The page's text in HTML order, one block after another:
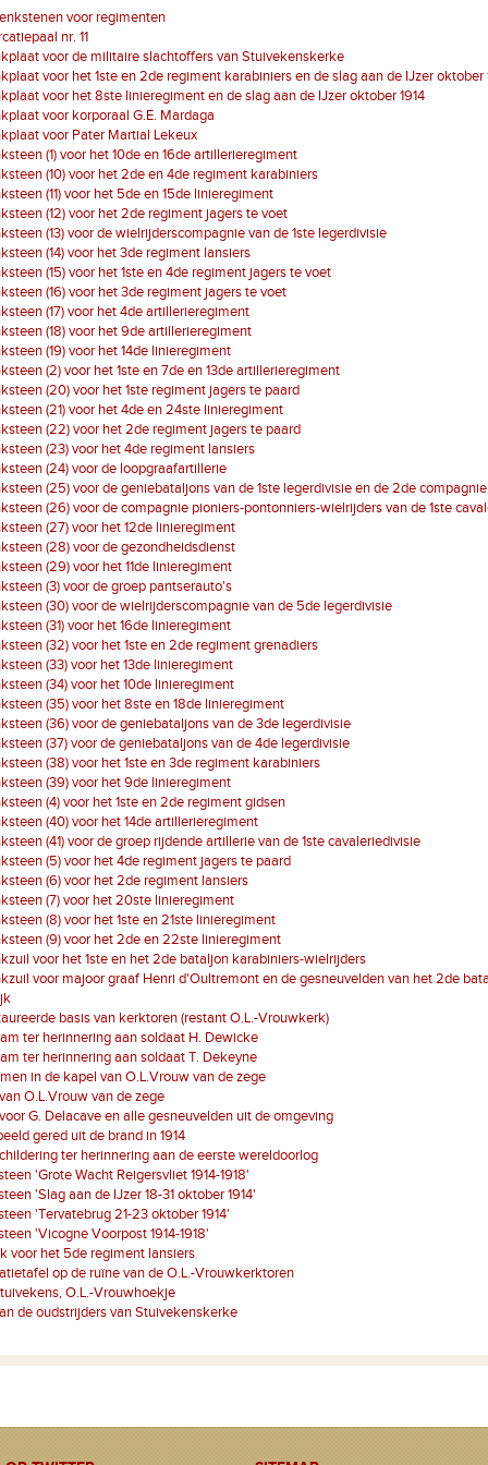
voor regimenten
nr. 11
voor de militaire slachtoffers van Stuivekenskerke
voor het 1ste en 2de regiment karabiniers en de slag aan de IJzer oktober
voor het 8ste linieregiment en de slag aan de IJzer oktober 1914
voor korporaal G.E. Mardaga
voor Pater Martial Lekeux
(1) voor het 10de en 16de artillerieregiment
(10) voor het 2de en 4de regiment karabiniers
(11) voor het 5de en 15de linieregiment
(12) voor het 2de regiment jagers te voet
(13) voor de wielrijderscompagnie van de 1ste legerdivisie
(14) voor het 3de regiment lansiers
(15) voor het 1ste en 4de regiment jagers te voet
(16) voor het 3de regiment jagers te voet
(17) voor het 4de artillerieregiment
(18) voor het 9de artillerieregiment
(19) voor het 14de linieregiment
(2) voor het 1ste en 7de en 13de artillerieregiment
(20) voor het 1ste regiment jagers te paard
(21) voor het 4de en 24ste linieregiment
(22) voor het 2de regiment jagers te paard
(23) voor het 4de regiment lansiers
(24) voor de loopgraafartillerie
(25) voor de geniebataljons van de 1ste legerdivisie en de 2de
(26) voor de compagnie pioniers-pontonniers-wielrijders van de 1ste
(27) voor het 12de linieregiment
(28) voor de gezondheidsdienst
(29) voor het 11de linieregiment
(3) voor de groep pantserauto's
(30) voor de wielrijderscompagnie van de 5de legerdivisie
(31) voor het 16de linieregiment
(32) voor het 1ste en 2de regiment grenadiers
(33) voor het 13de linieregiment
(34) voor het 10de linieregiment
(35) voor het 8ste en 18de linieregiment
(36) voor de geniebataljons van de 3de legerdivisie
(37) voor de geniebataljons van de 4de legerdivisie
(38) voor het 1ste en 3de regiment karabiniers
(39) voor het 9de linieregiment
(4) voor het 1ste en 2de regiment gidsen
(40) voor het 14de artillerieregiment
(41) voor de groep rijdende artillerie van de 1ste cavaleriedivisie
(5) voor het 4de regiment jagers te paard
(6) voor het 2de regiment lansiers
(7) voor het 20ste linieregiment
(8) voor het 1ste en 21ste linieregiment
(9) voor het 2de en 22ste linieregiment
voor het 1ste en het 2de bataljon karabiniers-wielrijders
voor majoor graaf Henri d'Oultremont en de gesneuvelden van het 2de
basis van kerktoren (restant O.L.-Vrouwkerk)
ter herinnering aan soldaat H. Dewicke
ter herinnering aan soldaat T. Dekeyne
in de kapel van O.L.Vrouw van de zege
O.L.Vrouw van de zege
G. Delacave en alle gesneuvelden uit de omgeving
gered uit de brand in 1914
ter herinnering aan de eerste wereldoorlog
'Grote Wacht Reigersvliet 1914-1918'
'Slag aan de IJzer 18-31 oktober 1914'
'Tervatebrug 21-23 oktober 1914'
'Vicogne Voorpost 1914-1918'
voor het 5de regiment lansiers
op de ruïne van de O.L.-Vrouwkerktoren
O.L.-Vrouwhoekje
de oudstrijders van Stuivekenskerke